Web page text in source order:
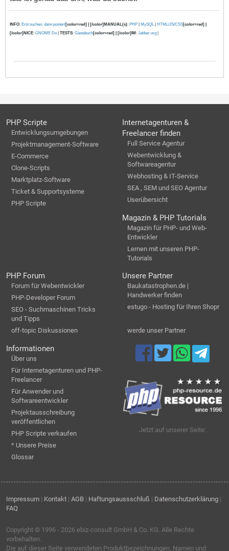
INFO: Erst suchen, dann posten![color=red] | [/color]MANUAL(s): PHP | MySQL | HTML/JS/CSS[color=red] |
[/color]NICE: GNOME Do | TESTS: Gästebuch[color=red] | [/color]IM: Jabber.org |
PHP Scripte
Entwicklungsumgebungen
Projektmanagement-Software
E-Commerce
Clone-Scripts
Marktplatz-Software
Ticket & Supportsysteme
PHP Scripte
Internetagenturen &
Freelancer finden
Full Service Agentur
Webentwicklung &
Softwareagentur
Webhosting & IT-Service
SEA , SEM und SEO Agentur
Userübersicht
Magazin & PHP Tutorials
Magazin für PHP- und Web-
Entwickler
Lernen mit unseren PHP-
Tutorials
PHP Forum
Forum für Webentwickler
PHP-Developer Forum
SEO - Suchmaschinen Tricks
und Tipps
off-topic Diskussionen
Unsere Partner
Baukatastrophen.de |
Handwerker finden
estugo - Hosting für Ihren Shopr
werde unser Partner
Informationen
Über uns
Für Internetagenturen und PHP-
Freelancer
Für Anwender und
Softwareentwickler
Projektausschreibung
veröffentlichen
PHP Scripte verkaufen
* Unsere Preise
Glossar
Jetzt auf unserer Seite:
Impressum | Kontakt | AGB | Haftungsaussschluß | Datenschutzerklärung |
FAQ
Copyright © 1996 - 2026 ebiz-consult GmbH & Co. KG. Alle Rechte
vorbehalten.
Die auf dieser Seite verwendeten Produktbezeichnungen, Namen und